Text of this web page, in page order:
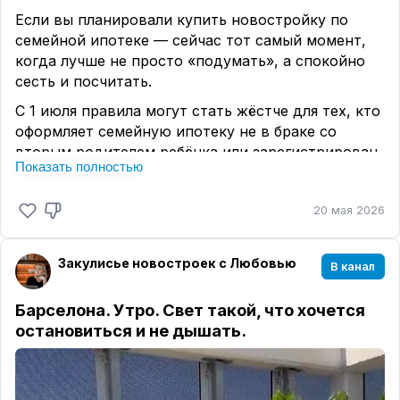
Таких окон не бывает много.
Если вы планировали купить новостройку по
семейной ипотеке — сейчас тот самый момент,
когда лучше не просто «подумать», а спокойно
сесть и посчитать.
С 1 июля правила могут стать жёстче для тех, кто
оформляет семейную ипотеку не в браке со
вторым родителем ребёнка или зарегистрирован
отдельно.
Что меняется?
ипотекой, либо на момент сделки родители не
состоят в официальном браке и живут по разным
адресам, ставка может быть уже не привычные
6%.
Обсуждаются варианты выше: 8–9%, а в
отдельных случаях — до 10–12%.
И вот здесь начинается самое интересное.
Показать полностью
20 мая 2026
Закулисье новостроек с Любовью В канал
Барселона. Утро. Свет такой, что хочется
остановиться и не дышать.